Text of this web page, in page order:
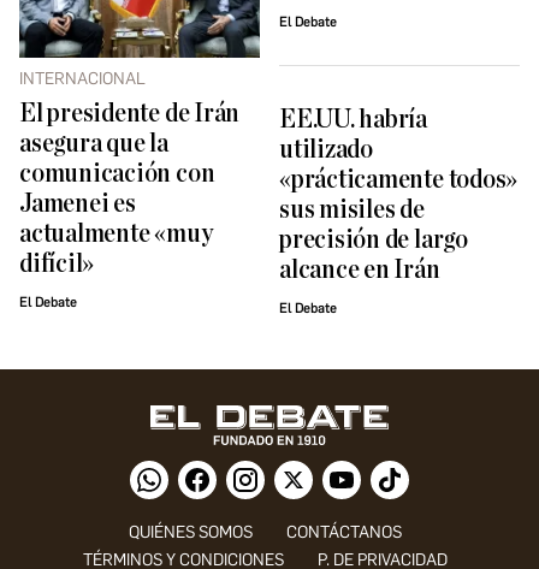
INTERNACIONAL
El presidente de Irán
asegura que la
comunicación con
Jamenei es
actualmente «muy
difícil»
El Debate
El Debate
EE.UU. habría
utilizado
«prácticamente todos»
sus misiles de
precisión de largo
alcance en Irán
El Debate
QUIÉNES SOMOS
CONTÁCTANOS
TÉRMINOS Y CONDICIONES
P. DE PRIVACIDAD